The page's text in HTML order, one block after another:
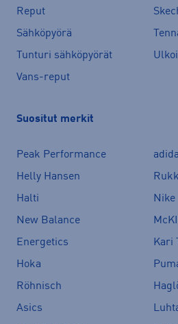
Reput
Sähköpyörä
Tunturi sähköpyörät
Vans-reput
Suositut merkit
Peak Performance
Helly Hansen
Halti
Nike
New Balance
Energetics
Kari
Hoka
Röhnisch
Asics